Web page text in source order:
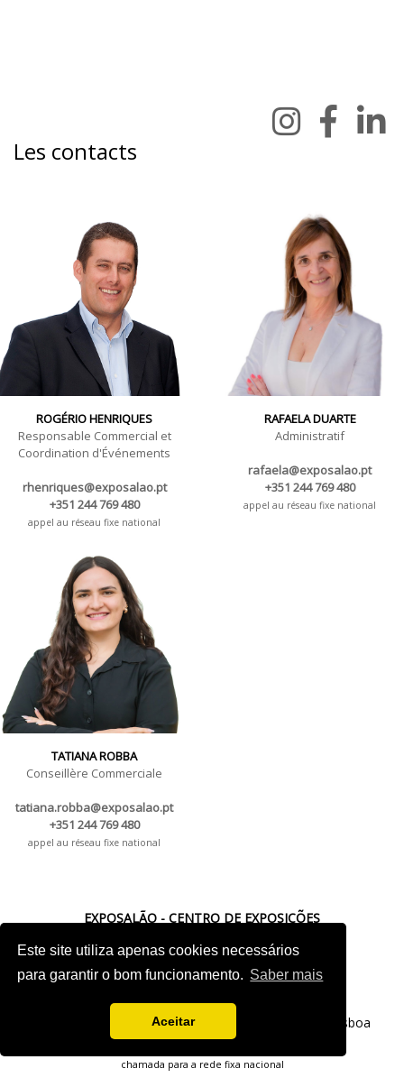
Este site utiliza apenas cookies necessários
para garantir o bom funcionamento. Saber mais
Aceitar
Les contacts
ROGÉRIO HENRIQUES
Responsable Commercial et
Coordination d'Événements
rhenriques@exposalao.pt
+351 244 769 480
appel au réseau fixe national
RAFAELA DUARTE
Administratif
rafaela@exposalao.pt
+351 244 769 480
appel au réseau fixe national
TATIANA ROBBA
Conseillère Commerciale
tatiana.robba@exposalao.pt
+351 244 769 480
appel au réseau fixe national
EXPOSALÃO - CENTRO DE EXPOSIÇÕES
Batalha -IC2 KM 110 2440-489 Batalha
Tel. +351 244 769 480
Av. Fontes P. de Melo, 35 - 7ºD, 1050-118 Lisboa
tel.: +351 21 765 5037
chamada para a rede fixa nacional